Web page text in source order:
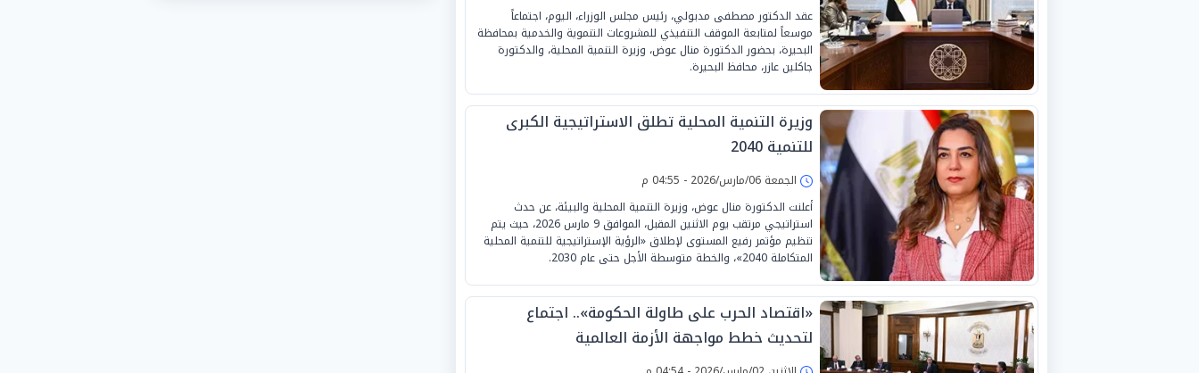
عقد الدكتور مصطفى مدبولي، رئيس مجلس الوزراء، اليوم، اجتماعاً
موسعاً لمتابعة الموقف التنفيذي للمشروعات التنموية والخدمية بمحافظة
البحيرة، بحضور الدكتورة منال عوض، وزيرة التنمية المحلية، والدكتورة
جاكلين عازر، محافظ البحيرة.
وزيرة التنمية المحلية تطلق الاستراتيجية الكبرى
للتنمية 2040
الجمعة 06/مارس/2026 - 04:55 م
أعلنت الدكتورة منال عوض، وزيرة التنمية المحلية والبيئة، عن حدث
استراتيجي مرتقب يوم الاثنين المقبل، الموافق 9 مارس 2026، حيث يتم
تنظيم مؤتمر رفيع المستوى لإطلاق «الرؤية الإستراتيجية للتنمية المحلية
المتكاملة 2040»، والخطة متوسطة الأجل حتى عام 2030.
«اقتصاد الحرب على طاولة الحكومة».. اجتماع
لتحديث خطط مواجهة الأزمة العالمية